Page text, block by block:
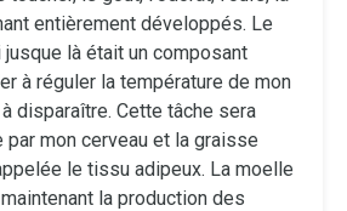
entièrement développés. Le
jusque là était un composant
à réguler la température de mon
disparaître. Cette tâche sera
mon cerveau et la graisse
le tissu adipeux. La moelle
la production des